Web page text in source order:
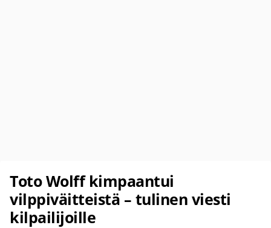
Toto Wolff kimpaantui
vilppiväitteistä – tulinen viesti
kilpailijoille